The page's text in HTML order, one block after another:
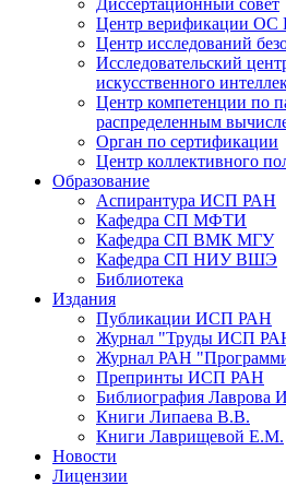
Диссертационный совет
Центр верификации ОС
Центр исследований
Исследовательский
искусственного
Центр компетенции по
распределенным
Орган по сертификации
Центр коллективного
Образование
Аспирантура ИСП РАН
Кафедра СП МФТИ
Кафедра СП ВМК МГУ
Кафедра СП НИУ ВШЭ
Библиотека
Издания
Публикации ИСП РАН
Журнал "Труды ИСП
Журнал РАН
Препринты ИСП РАН
Библиография Лаврова
Книги Липаева В.В.
Книги Лаврищевой Е.М.
Новости
Лицензии